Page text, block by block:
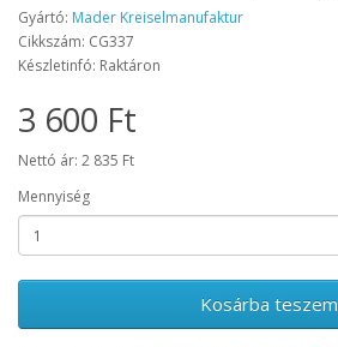
Gyártó: Mader Kreiselmanufaktur
Cikkszám: CG337
Készletinfó: Raktáron
3 600 Ft
Nettó ár: 2 835 Ft
Mennyiség
Kosárba teszem